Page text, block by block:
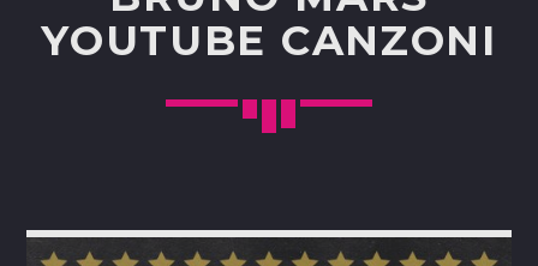
CERCA NEL SITO WEB:
YOUTUBE CANZONI